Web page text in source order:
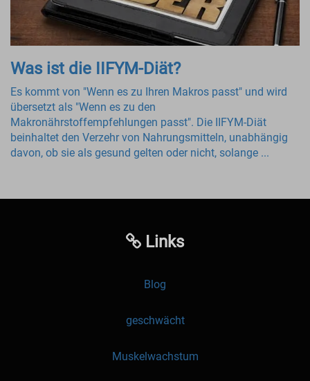
Was ist die IIFYM-Diät?
Es kommt von "Wenn es zu Ihren Makros passt" und wird
übersetzt als "Wenn es zu den
Makronährstoffempfehlungen passt". Die IIFYM-Diät
beinhaltet den Verzehr von Nahrungsmitteln, unabhängig
davon, ob sie als gesund gelten oder nicht, solange ...
Links
Blog
geschwächt
Muskelwachstum